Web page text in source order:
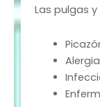
Las pulgas